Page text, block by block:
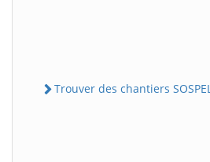
Trouver des chantiers SOSPEL